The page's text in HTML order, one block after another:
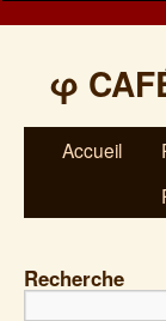
φ
Accueil
Recherche